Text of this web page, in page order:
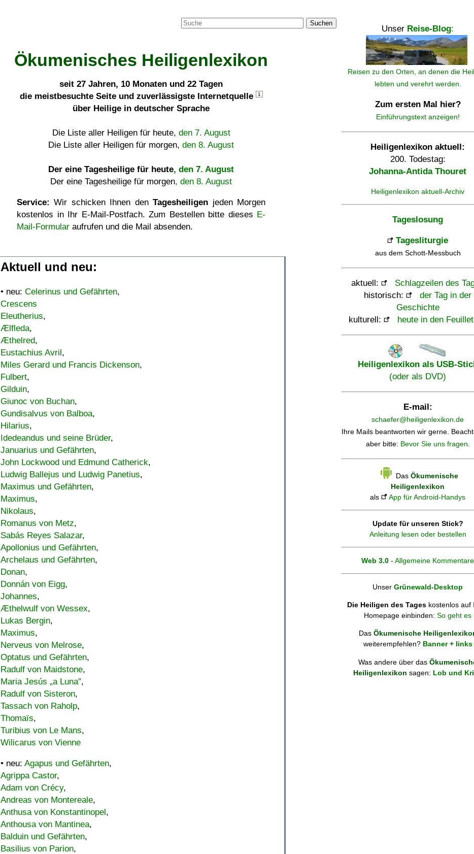
Suchen
Ökumenisches Heiligenlexikon
seit 27 Jahren, 10 Monaten und 22 Tagen
die meistbesuchte Seite und zuverlässigste Internetquelle
1
über Heilige in deutscher Sprache
Die Liste aller Heiligen für heute, den 7. August
Die Liste aller Heiligen für morgen, den 8. August
Der eine Tagesheilige für heute, den 7. August
Der eine Tagesheilige für morgen, den 8. August
Service: Wir schicken Ihnen denTagesheiligen jeden Morgen
kostenlos in Ihr E-Mail-Postfach. Zum Bestellen bitte dieses E-
Mail-Formular aufrufen und die Mail absenden.
Aktuell und neu:
• neu: Celerinus und Gefährten,
Crescens
Eleutherius,
Ælfleda,
Æthelred,
Eustachius Avril,
Miles Gerard und Francis Dickenson,
Fulbert,
Gilduin,
Giunoc von Buchan,
Gundisalvus von Balboa,
Hilarius,
Idedeandus und seine Brüder,
Januarius und Gefährten,
John Lockwood und Edmund Catherick,
Ludwig Ballejus und Ludwig Panetius,
Maximus und Gefährten,
Maximus,
Nikolaus,
Romanus von Metz,
Sabás Reyes Salazar,
Apollonius und Gefährten,
Archelaus und Gefährten,
Donan,
Donnán von Eigg,
Johannes,
Æthelwulf von Wessex,
Lukas Bergin,
Maximus,
Nerveus von Melrose,
Optatus und Gefährten,
Radulf von Maidstone,
Maria Jesús „a Luna”,
Radulf von Sisteron,
Tassach von Raholp,
Thomaïs,
Turibius von Le Mans,
Wilicarus von Vienne
• neu: Agapus und Gefährten,
Agrippa Castor,
Adam von Crécy,
Andreas von Montereale,
Anthusa von Konstantinopel,
Anthousa von Mantinea,
Balduin und Gefährten,
Basilius von Parion,
Unser Reise-Blog:
Reisen zu den Orten, an denen die
lebten und verehrt werden.
Zum ersten Mal hier?
Einführungstext anzeigen!
Heiligenlexikon aktuell:
200. Todestag:
Johanna-Antida Thouret
Heiligenlexikon aktuell-Archiv
Tageslosung
Tagesliturgie
aus dem Schott-Messbuch
aktuell:
Schlagzeilen des
historisch:
der Tag in der
Geschichte
kulturell:
heute in den
Heiligenlexikon als USB-
(oder als DVD)
E-mail:
schaefer@heiligenlexikon.de
Ihre Mails beantworten wir gerne.
aber bitte: Bevor Sie uns fragen.
Das Ökumenische
Heiligenlexikon
als
App für Android-Handys
Update für unseren Stick?
Anleitung lesen oder bestellen
Web 3.0 - Allgemeine Kommentare
Unser Grünewald-Desktop
Die Heiligen des Tages kostenlos auf
Homepage einbinden: So geht es
Das Ökumenische
weiterempfehlen? Banner + links
Was andere über das
Heiligenlexikon sagen: Lob und